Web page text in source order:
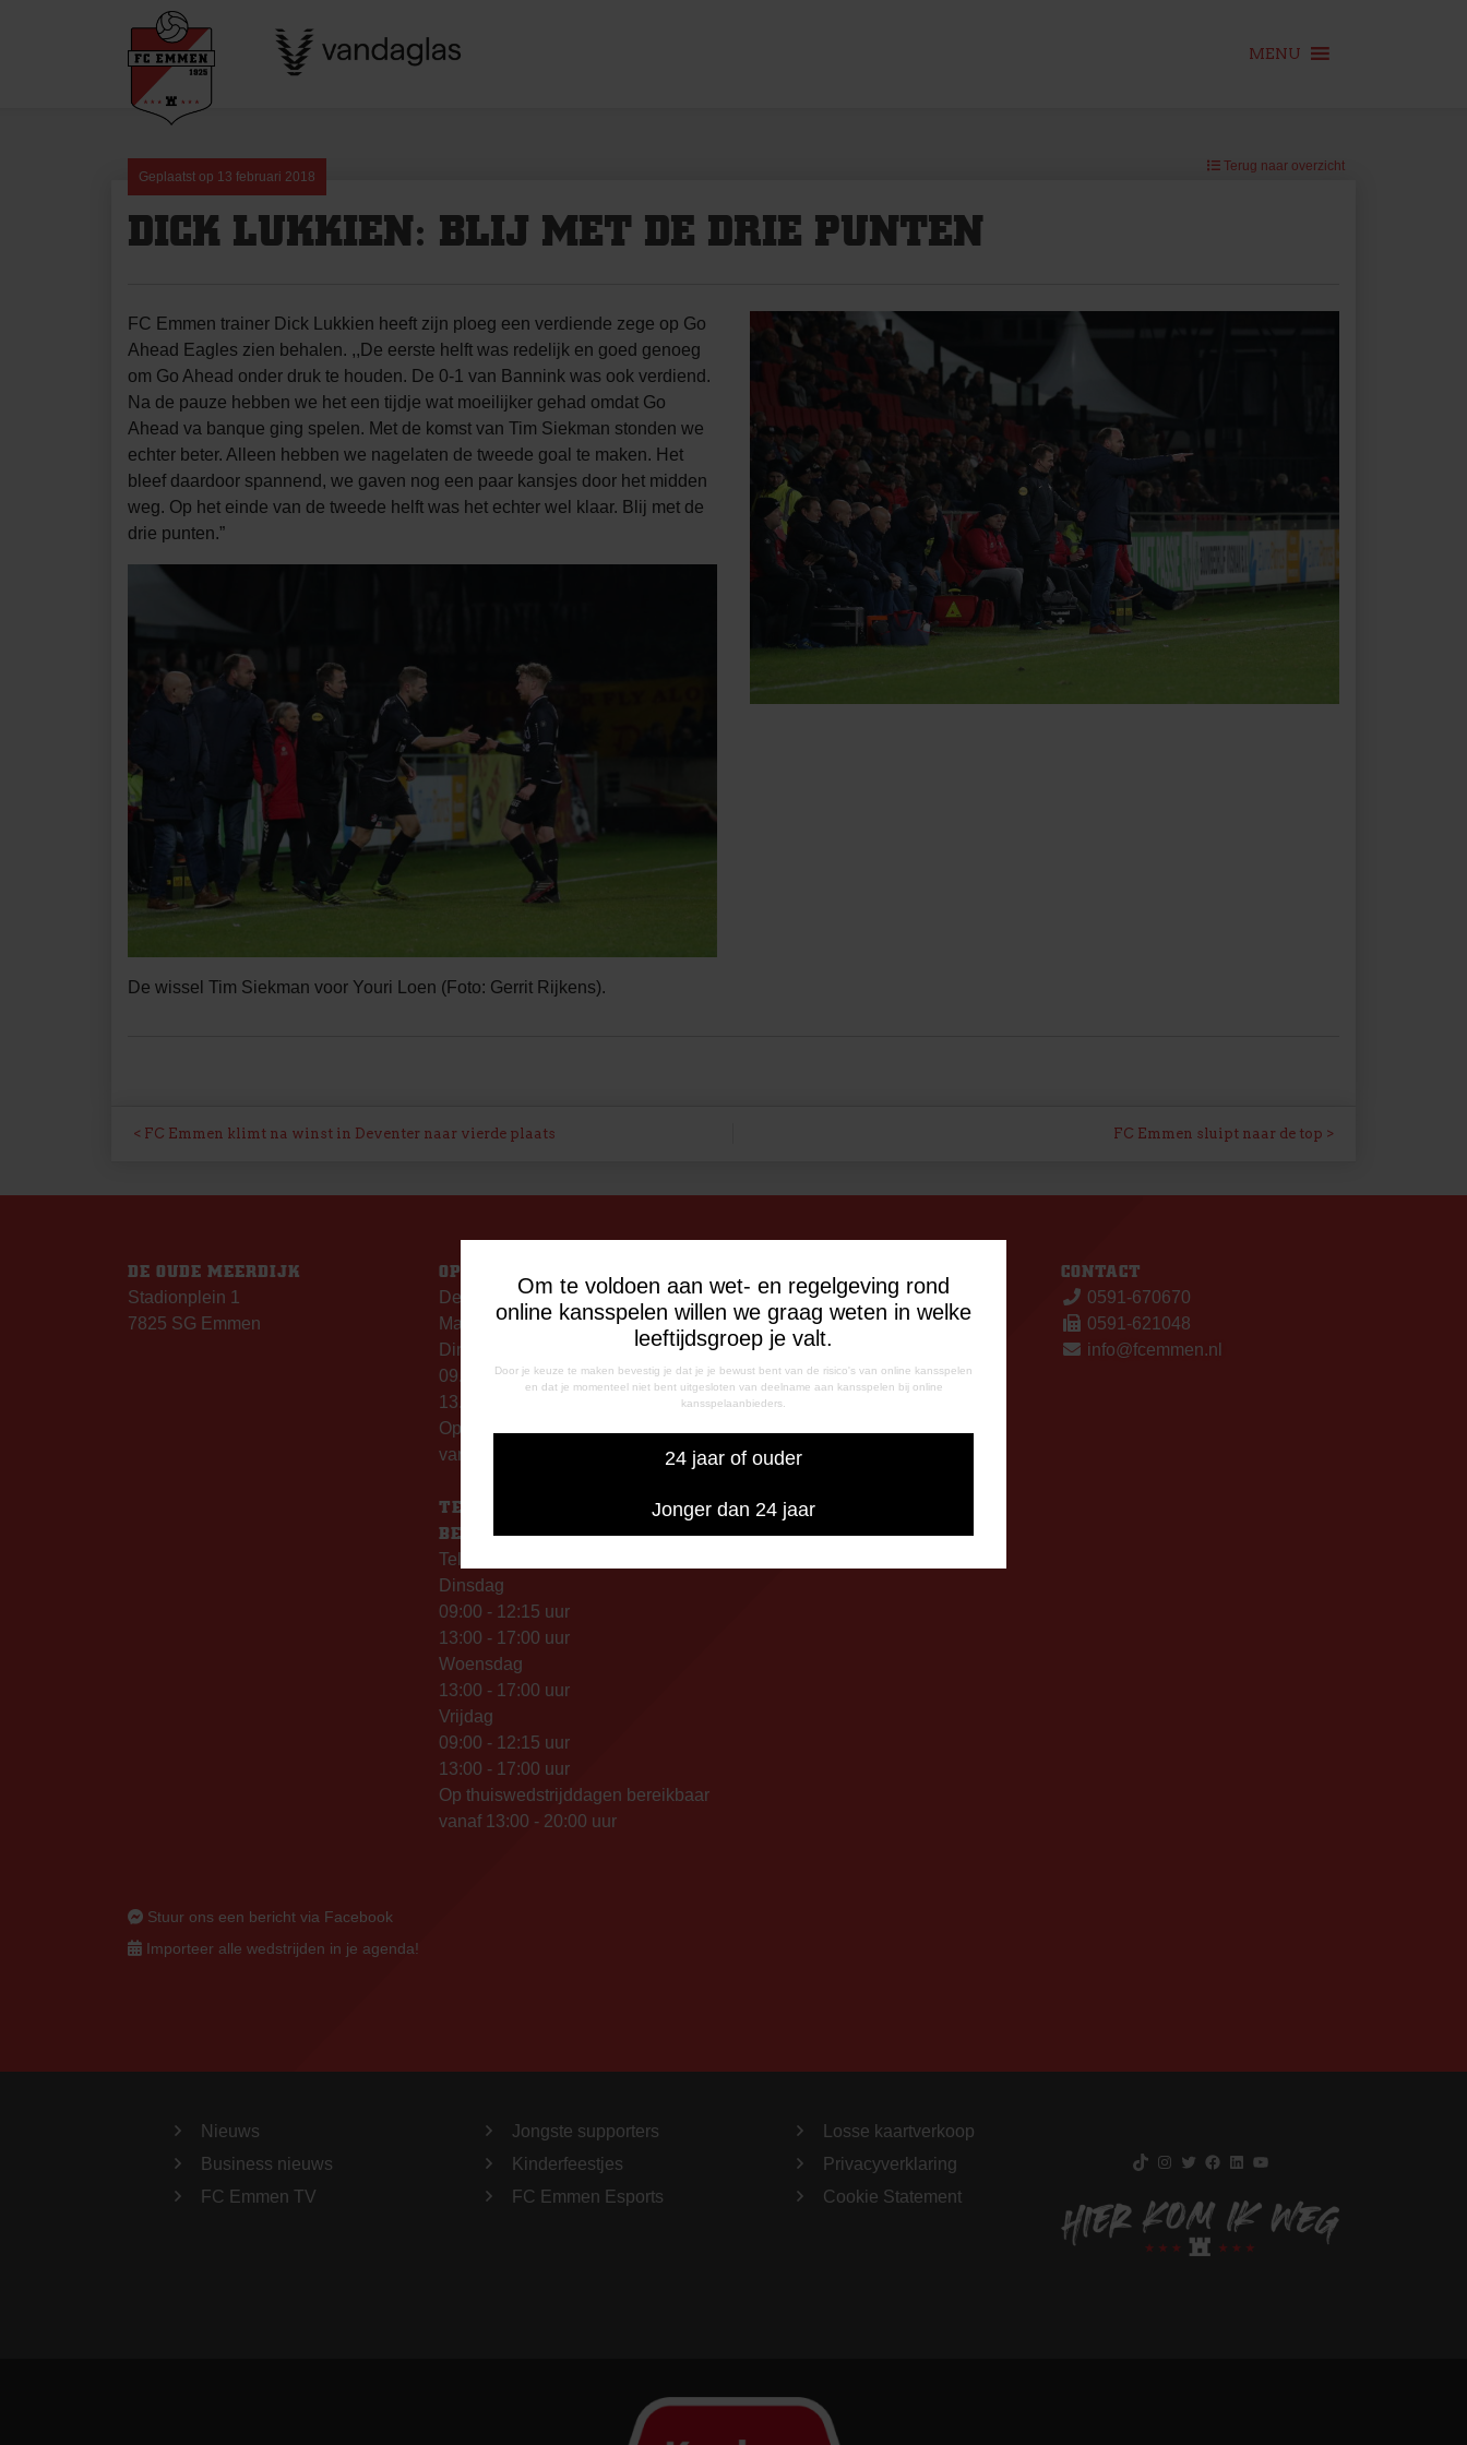
Om te voldoen aan wet- en regelgeving rond
online kansspelen willen we graag weten in welke
leeftijdsgroep je valt.
Door je keuze te maken bevestig je dat je je bewust bent van de risico's van online kansspelen
en dat je momenteel niet bent uitgesloten van deelname aan kansspelen bij online
kansspelaanbieders.
24 jaar of ouder
Jonger dan 24 jaar
MENU
Geplaatst op 13 februari 2018
Terug naar overzicht
DICK LUKKIEN: BLIJ MET DE DRIE PUNTEN
FC Emmen trainer Dick Lukkien heeft zijn ploeg een verdiende zege op Go
Ahead Eagles zien behalen. ,,De eerste helft was redelijk en goed genoeg
om Go Ahead onder druk te houden. De 0-1 van Bannink was ook verdiend.
Na de pauze hebben we het een tijdje wat moeilijker gehad omdat Go
Ahead va banque ging spelen. Met de komst van Tim Siekman stonden we
echter beter. Alleen hebben we nagelaten de tweede goal te maken. Het
bleef daardoor spannend, we gaven nog een paar kansjes door het midden
weg. Op het einde van de tweede helft was het echter wel klaar. Blij met de
drie punten.”
De wissel Tim Siekman voor Youri Loen (Foto: Gerrit Rijkens).
BERICHT
NAVIGATIE
FC Emmen klimt na winst in Deventer naar vierde plaats FC Emmen sluipt naar de top
DE OUDE MEERDIJK
Stadionplein 1
7825 SG Emmen
OPENINGSTIJDEN
De Oude Meerdijk
Maandag: 09.00 – 17.00 uur
Dinsdag t/m vrijdag:
09.00 – 12.15 uur
13.00 – 17.00 uur
Op thuiswedstrijddagen geopend
vanaf 13.00 uur (i.p.v. 09.00 uur).
TELEFONISCHE
BEREIKBAARHEID
Telefonisch bereikbaar op:
Dinsdag
09:00 - 12:15 uur
13:00 - 17:00 uur
Woensdag
13:00 - 17:00 uur
Vrijdag
09:00 - 12:15 uur
13:00 - 17:00 uur
Op thuiswedstrijddagen bereikbaar
vanaf 13:00 - 20:00 uur
Postbus 26
7800 AA Emmen
CONTACT
0591-670670
0591-621048
info@fcemmen.nl
Stuur ons een bericht via Facebook
Importeer alle wedstrijden in je agenda!
Nieuws
Business nieuws
FC Emmen TV
Jongste supporters
Kinderfeestjes
FC Emmen Esports
Losse kaartverkoop
Privacyverklaring
Cookie Statement